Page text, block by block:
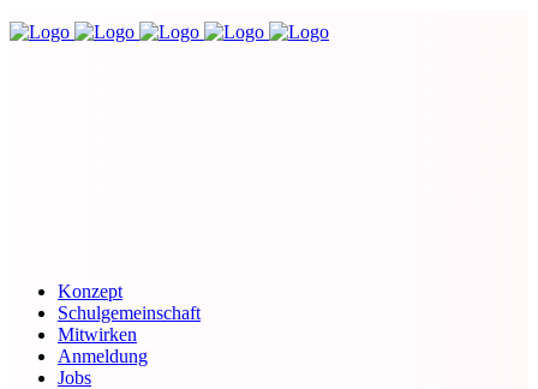
Konzept
Schulgemeinschaft
Mitwirken
Anmeldung
Jobs